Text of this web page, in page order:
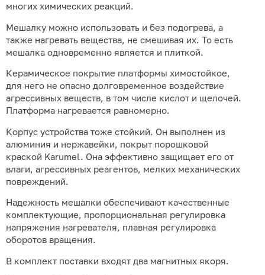
многих химических реакций.
Мешалку можно использовать и без подогрева, а
также нагревать вещества, не смешивая их. То есть
мешалка одновременно является и плиткой.
Керамическое покрытие платформы химостойкое,
для него не опасно долговременное воздействие
агрессивных веществ, в том числе кислот и щелочей.
Платформа нагревается равномерно.
Корпус устройства тоже стойкий. Он выполнен из
алюминия и нержавейки, покрыт порошковой
краской Karumel. Она эффективно защищает его от
влаги, агрессивных реагентов, мелких механических
повреждений.
Надежность мешалки обеспечивают качественные
комплектующие, пропорциональная регулировка
напряжения нагревателя, плавная регулировка
оборотов вращения.
В комплект поставки входят два магнитных якоря.